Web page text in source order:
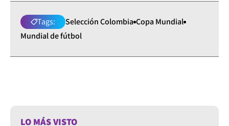
Tags: Selección Colombia Copa Mundial
Mundial de fútbol
LO MÁS VISTO